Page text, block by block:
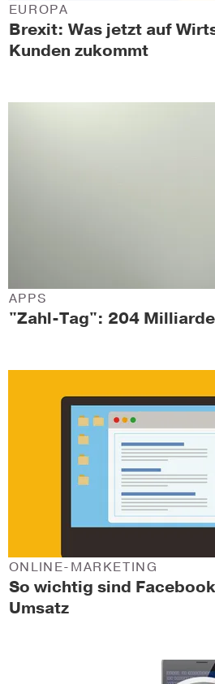
Brexit: Was jetzt auf
Kunden zukommt
EUROPA
"Zahl-Tag": 204
APPS
So wichtig sind
Umsatz
ONLINE-MARKETING